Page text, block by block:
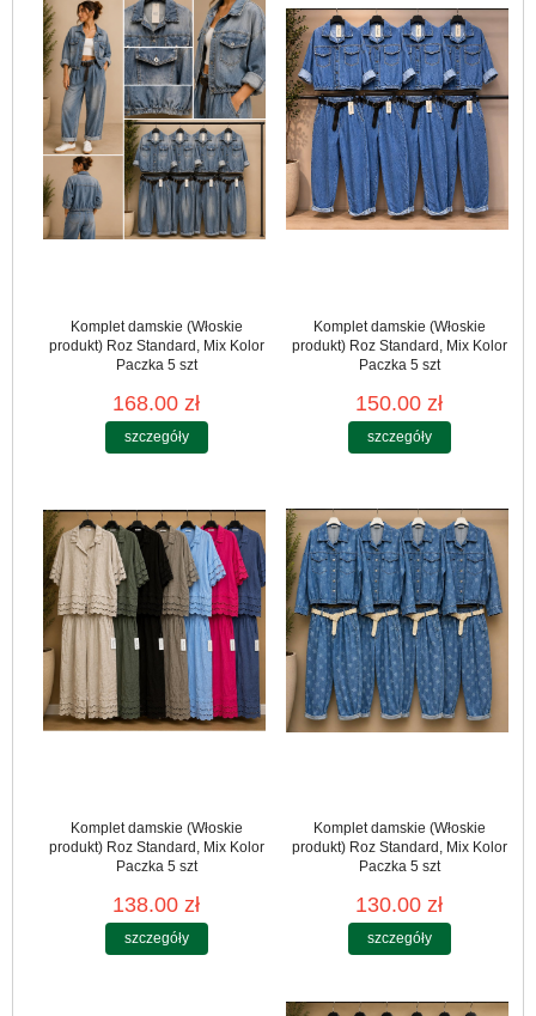
Komplet damskie (Włoskie
produkt) Roz Standard, Mix Kolor
Paczka 5 szt
168.00 zł
szczegóły
Komplet damskie (Włoskie
produkt) Roz Standard, Mix Kolor
Paczka 5 szt
150.00 zł
szczegóły
Komplet damskie (Włoskie
produkt) Roz Standard, Mix Kolor
Paczka 5 szt
138.00 zł
szczegóły
Komplet damskie (Włoskie
produkt) Roz Standard, Mix Kolor
Paczka 5 szt
130.00 zł
szczegóły